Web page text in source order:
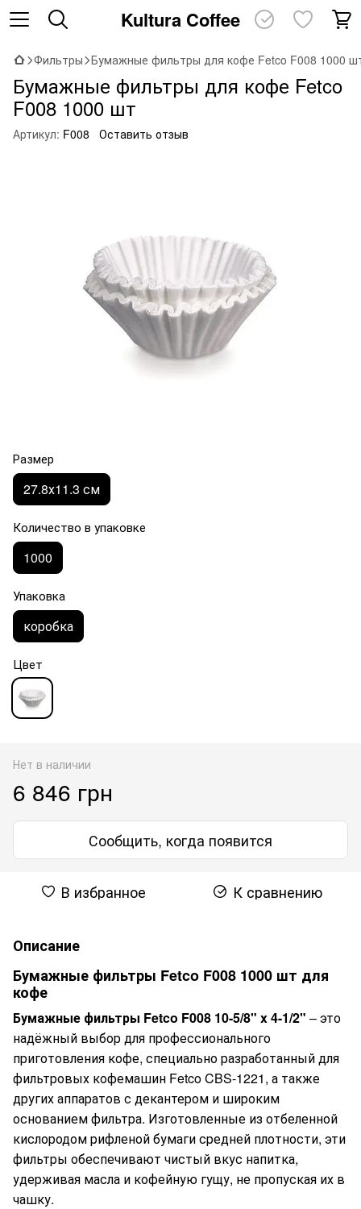
Kultura Coffee
Фильтры Бумажные фильтры для кофе Fetco F008 1000
Бумажные фильтры для кофе Fetco
F008 1000 шт
Артикул: F008 Оставить отзыв
Размер
27.8х11.3 см
Количество в упаковке
1000
Упаковка
коробка
Цвет
Нет в наличии
6 846 грн
Сообщить, когда появится
В избранное К сравнению
Описание
Бумажные фильтры Fetco F008 1000 шт для
кофе
Бумажные фильтры Fetco F008 10-5/8" x 4-1/2" – это
надёжный выбор для профессионального
приготовления кофе, специально разработанный для
фильтровых кофемашин Fetco CBS-1221, а также
других аппаратов с декантером и широким
основанием фильтра. Изготовленные из отбеленной
кислородом рифленой бумаги средней плотности, эти
фильтры обеспечивают чистый вкус напитка,
удерживая масла и кофейную гущу, не пропуская их в
чашку.